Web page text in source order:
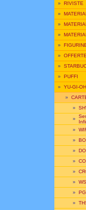
» RIVISTE
»
»
»
»
»
»
» PUFFI
» YU-GI-
»
»
»
»
»
»
»
»
»
»
»